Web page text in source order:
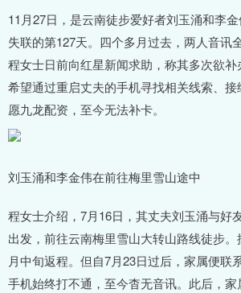
11月27日，是云南徒步爱好者刘玉涌和李
失联的第127天。四个多月过去，两人音讯
程女士日前向红星新闻求助，称其多次欲补
希望通过重启丈夫的手机寻找相关线索、
愿九龙配资，至今无法补卡。
刘玉涌和李金伟在前往梅里雪山途中
程女士介绍，7月16日，其丈夫刘玉涌与好
出发，前往云南梅里雪山大转山路线徒步
月中旬返程。但自7月23日过后，家属便联
手机始终打不通，至今杳无音讯。此后，